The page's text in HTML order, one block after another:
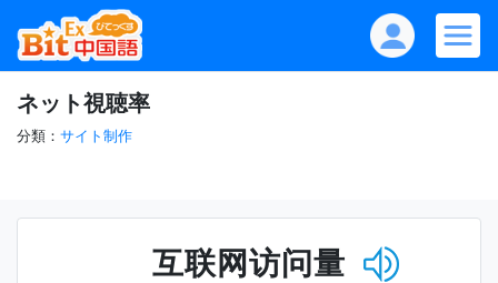
ネット視聴率
分類： サイト制作
互联网访问量